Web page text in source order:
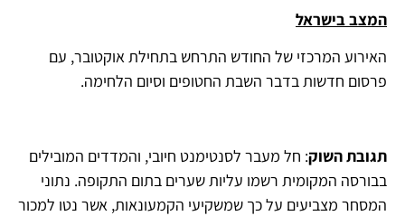
המצב בישראל
האירוע המרכזי של החודש התרחש בתחילת אוקטובר, עם
פרסום חדשות בדבר השבת החטופים וסיום הלחימה.
תגובת השוק: חל מעבר לסנטימנט חיובי, והמדדים המובילים
בבורסה המקומית רשמו עליות שערים בתום התקופה. נתוני
המסחר מצביעים על כך שמשקיעי הקמעונאות, אשר נטו למכור